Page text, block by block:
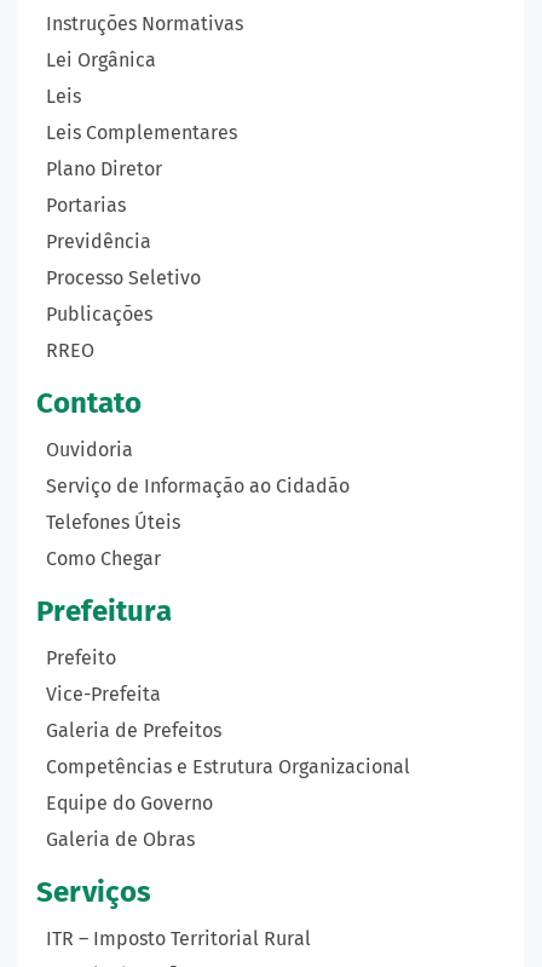
Instruções Normativas
Lei Orgânica
Leis
Leis Complementares
Plano Diretor
Portarias
Previdência
Processo Seletivo
Publicações
RREO
Contato
Ouvidoria
Serviço de Informação ao Cidadão
Telefones Úteis
Como Chegar
Prefeitura
Prefeito
Vice-Prefeita
Galeria de Prefeitos
Competências e Estrutura Organizacional
Equipe do Governo
Galeria de Obras
Serviços
ITR – Imposto Territorial Rural